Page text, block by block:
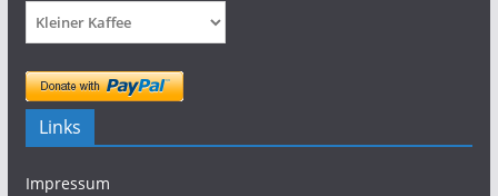
Links
Impressum